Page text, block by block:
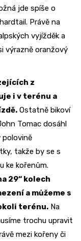
jde spíše o
Právě na
vyjížděk a
výrazně oranžový
z
i v terénu a
Ostatně bikoví
Tomac dosáhl
polovině
takže by se s
ke kořenům.
29“ kolech
a můžeme s
terénu. Na
trochu upravit
mezi kořeny či